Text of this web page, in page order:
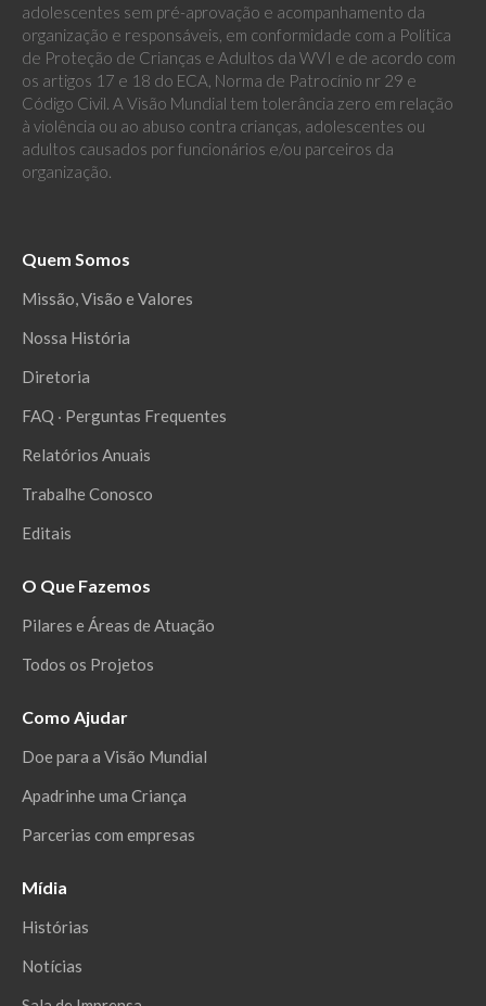
adolescentes sem pré-aprovação e acompanhamento da
organização e responsáveis, em conformidade com a Política
de Proteção de Crianças e Adultos da WVI e de acordo com
os artigos 17 e 18 do ECA, Norma de Patrocínio nr 29 e
Código Civil. A Visão Mundial tem tolerância zero em relação
à violência ou ao abuso contra crianças, adolescentes ou
adultos causados por funcionários e/ou parceiros da
organização.
Quem Somos
Missão, Visão e Valores
Nossa História
Diretoria
FAQ ‧ Perguntas Frequentes
Relatórios Anuais
Trabalhe Conosco
Editais
O Que Fazemos
Pilares e Áreas de Atuação
Todos os Projetos
Como Ajudar
Doe para a Visão Mundial
Apadrinhe uma Criança
Parcerias com empresas
Mídia
Histórias
Notícias